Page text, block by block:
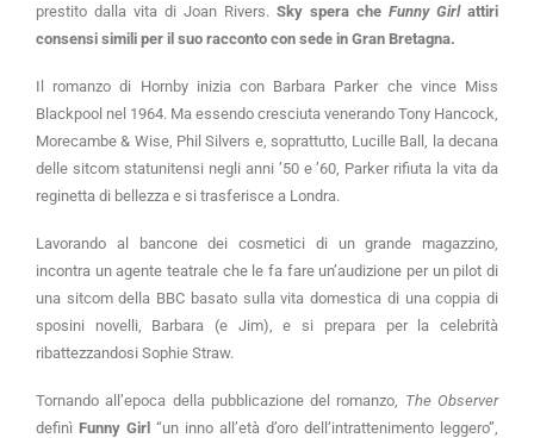
prestito dalla vita di Joan Rivers. Sky spera che Funny Girlattiri
consensi simili per il suo racconto con sede in Gran Bretagna.
Il romanzo di Hornby inizia con Barbara Parker che vince Miss
Blackpool nel 1964. Ma essendo cresciuta venerando Tony Hancock,
Morecambe & Wise, Phil Silvers e, soprattutto, Lucille Ball, la decana
delle sitcom statunitensi negli anni ’50 e ’60, Parker rifiuta la vita da
reginetta di bellezza e si trasferisce a Londra.
Lavorando al bancone dei cosmetici di un grande magazzino,
incontra un agente teatrale che le fa fare un’audizione per un pilot di
una sitcom della BBC basato sulla vita domestica di una coppia di
sposini novelli, Barbara (e Jim), e si prepara per la celebrità
ribattezzandosi Sophie Straw.
Tornando all’epoca della pubblicazione del romanzo, The Observer
definì Funny Girl “un inno all’età d’oro dell’intrattenimento leggero”,